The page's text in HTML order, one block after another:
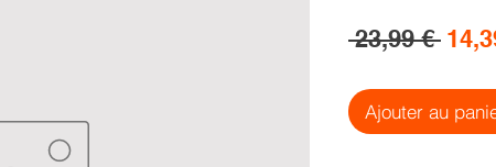
23,99 € Prix
Ajouter au